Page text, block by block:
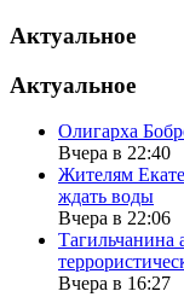
Актуальное
Актуальное
Олигарха
Вчера в 22:40
Жителям
ждать воды
Вчера в 22:06
Тагильчанина
Вчера в 16:27